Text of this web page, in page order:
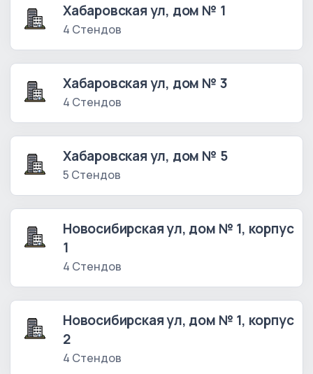
Хабаровская ул, дом № 1
4 Стендов
Хабаровская ул, дом № 3
4 Стендов
Хабаровская ул, дом № 5
5 Стендов
Новосибирская ул, дом № 1, корпус
1
4 Стендов
Новосибирская ул, дом № 1, корпус
2
4 Стендов